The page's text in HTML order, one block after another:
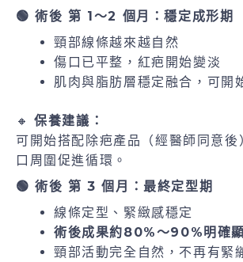
🟢 術後 第 1～2 個月：穩定成形期
頸部線條越來越自然
傷口已平整，紅疤開始變淡
肌肉與脂肪層穩定融合，可開
🔸保養建議：
可開始搭配除疤產品（經醫師同意後
口周圍促進循環。
🟢 術後 第 3 個月：最終定型期
線條定型、緊緻感穩定
術後成果約80%～90%明確
頸部活動完全自然，不再有緊